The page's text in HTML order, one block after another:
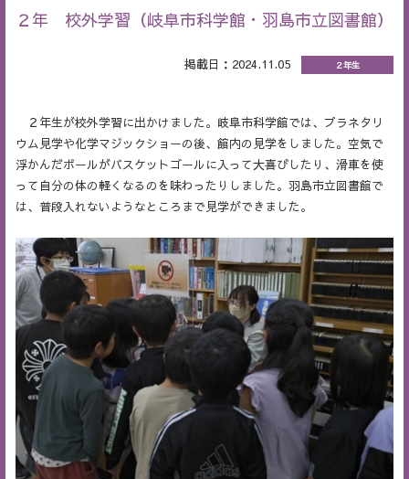
２年 校外学習（岐阜市科学館・羽島市立図書館）
掲載日：2024.11.05 ２年生
２年生が校外学習に出かけました。岐阜市科学館では、プラネタリ
ウム見学や化学マジックショーの後、館内の見学をしました。空気で
浮かんだボールがバスケットゴールに入って大喜びしたり、滑車を使
って自分の体の軽くなるのを味わったりしました。羽島市立図書館で
は、普段入れないようなところまで見学ができました。